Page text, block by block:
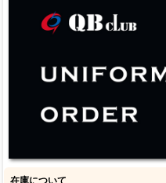
在庫について